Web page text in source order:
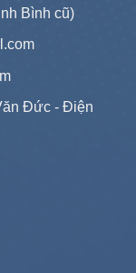
Bình cũ)
Đức - Điện